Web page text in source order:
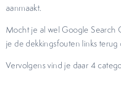
aanmaakt.
Mocht je al wel Google Search
je de dekkingsfouten links terug
Vervolgens vind je daar 4